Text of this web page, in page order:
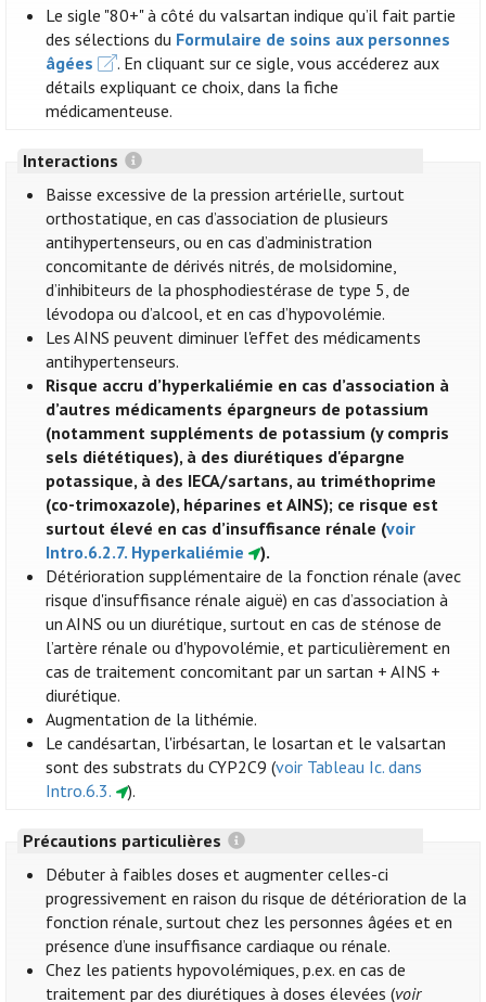
Le sigle "80+" à côté du valsartan indique qu’il fait partie
des sélections du Formulaire de soins aux personnes
âgées
. En cliquant sur ce sigle, vous accéderez aux
détails expliquant ce choix, dans la fiche
médicamenteuse.
Interactions
Baisse excessive de la pression artérielle, surtout
orthostatique, en cas d’association de plusieurs
antihypertenseurs, ou en cas d’administration
concomitante de dérivés nitrés, de molsidomine,
d’inhibiteurs de la phosphodiestérase de type 5, de
lévodopa ou d’alcool, et en cas d’hypovolémie.
Les AINS peuvent diminuer l'effet des médicaments
antihypertenseurs.
Risque accru d’hyperkaliémie en cas d’association à
d’autres médicaments épargneurs de potassium
(notamment suppléments de potassium (y compris
sels diététiques), à des diurétiques d'épargne
potassique, à des IECA/sartans, au triméthoprime
(co-trimoxazole), héparines et AINS); ce risque est
surtout élevé en cas d’insuffisance rénale (voir
Intro.6.2.7. Hyperkaliémie
).
Détérioration supplémentaire de la fonction rénale (avec
risque d'insuffisance rénale aiguë) en cas d’association à
un AINS ou un diurétique, surtout en cas de sténose de
l’artère rénale ou d'hypovolémie, et particulièrement en
cas de traitement concomitant par un sartan + AINS +
diurétique.
Augmentation de la lithémie.
Le candésartan, l'irbésartan, le losartan et le valsartan
sont des substrats du CYP2C9 (voir Tableau Ic. dans
Intro.6.3.
).
Précautions particulières
Débuter à faibles doses et augmenter celles-ci
progressivement en raison du risque de détérioration de la
fonction rénale, surtout chez les personnes âgées et en
présence d’une insuffisance cardiaque ou rénale.
Chez les patients hypovolémiques, p.ex. en cas de
traitement par des diurétiques à doses élevées (voir